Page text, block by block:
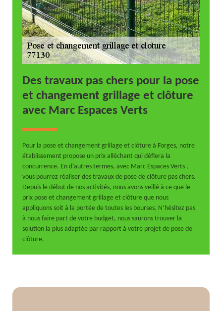
Des travaux pas chers pour la pose
et changement grillage et clôture
avec Marc Espaces Verts
Pour la pose et changement grillage et clôture à Forges, notre
établissement propose un prix alléchant qui défiera la
concurrence. En d’autres termes, avec Marc Espaces Verts ,
vous pourrez réaliser des travaux de pose de clôture pas chers.
Depuis le début de nos activités, nous avons veillé à ce que le
prix pose et changement grillage et clôture que nous
appliquons soit à la portée de toutes les bourses. N’hésitez pas
à nous faire part de votre budget, nous saurons trouver la
solution la plus adaptée par rapport à votre projet de pose de
clôture.